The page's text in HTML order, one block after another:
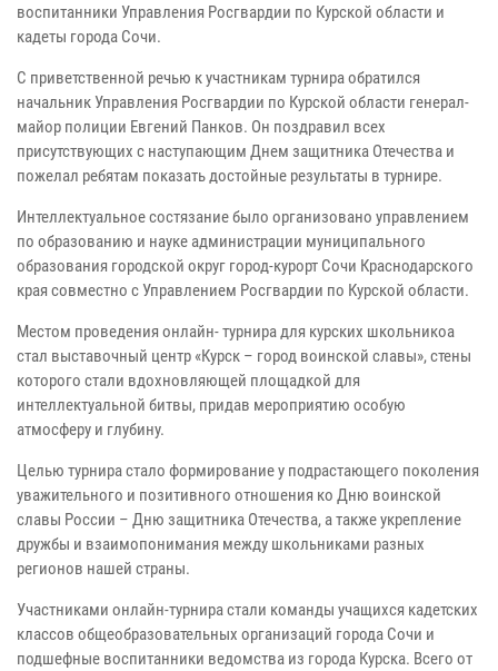
воспитанники Управления Росгвардии по Курской области и
кадеты города Сочи.
С приветственной речью к участникам турнира обратился
начальник Управления Росгвардии по Курской области генерал-
майор полиции Евгений Панков. Он поздравил всех
присутствующих с наступающим Днем защитника Отечества и
пожелал ребятам показать достойные результаты в турнире.
Интеллектуальное состязание было организовано управлением
по образованию и науке администрации муниципального
образования городской округ город-курорт Сочи Краснодарского
края совместно с Управлением Росгвардии по Курской области.
Местом проведения онлайн- турнира для курских школьникоа
стал выставочный центр «Курск – город воинской славы», стены
которого стали вдохновляющей площадкой для
интеллектуальной битвы, придав мероприятию особую
атмосферу и глубину.
Целью турнира стало формирование у подрастающего поколения
уважительного и позитивного отношения ко Дню воинской
славы России – Дню защитника Отечества, а также укрепление
дружбы и взаимопонимания между школьниками разных
регионов нашей страны.
Участниками онлайн-турнира стали команды учащихся кадетских
классов общеобразовательных организаций города Сочи и
подшефные воспитанники ведомства из города Курска. Всего от